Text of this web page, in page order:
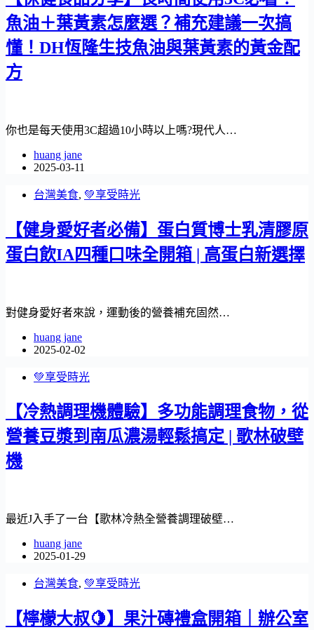
魚油＋葉黃素怎麼選？補充建議一次搞
懂！DH恆隆生技魚油與葉黃素的黃金配
方
你也是每天使用3C超過10小時以上嗎?現代人…
huang jane
2025-03-11
台灣美食, 💚享受時光
【健身愛好者必備】蛋白質博士乳清膠原
蛋白飲IA四種口味全開箱 | 高蛋白新選擇
對健身愛好者來說，運動後的營養補充固然…
huang jane
2025-02-02
💚享受時光
【冷熱調理機體驗】多功能調理食物，從
營養豆漿到南瓜濃湯輕鬆搞定 | 歌林破壁
機
最近J入手了一台【歌林冷熱全營養調理破壁…
huang jane
2025-01-29
台灣美食, 💚享受時光
【檸檬大叔🍋】果汁磚禮盒開箱｜辦公室